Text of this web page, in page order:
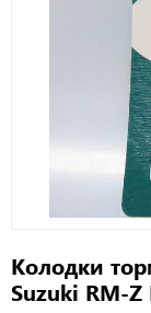
Колодки
Suzuki RM-Z